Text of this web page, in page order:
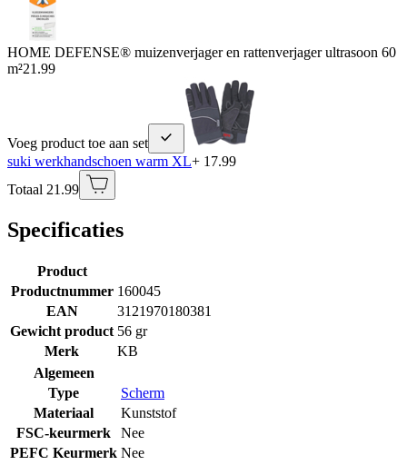
HOME DEFENSE® muizenverjager en rattenverjager ultrasoon 60
m²21.99
Voeg product toe aan set
suki werkhandschoen warm XL+ 17.99
Totaal 21.99
Specificaties
Product
Productnummer 160045
EAN
3121970180381
Gewicht product 56 gr
Merk
KB
Algemeen
Type
Scherm
Materiaal
Kunststof
FSC-keurmerk
Nee
PEFC Keurmerk Nee